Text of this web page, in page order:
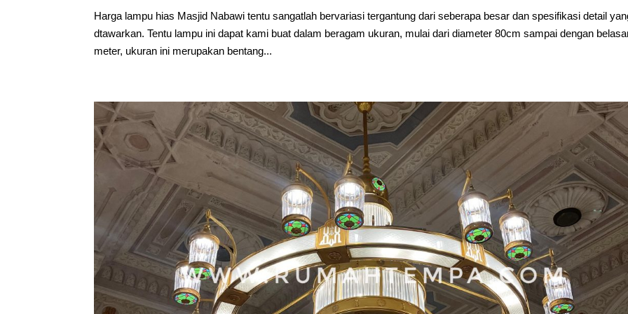
Harga lampu hias Masjid Nabawi tentu sangatlah bervariasi tergantung dari seberapa besar dan spesifikasi detail
dtawarkan. Tentu lampu ini dapat kami buat dalam beragam ukuran, mulai dari diameter 80cm sampai dengan
meter, ukuran ini merupakan bentang...